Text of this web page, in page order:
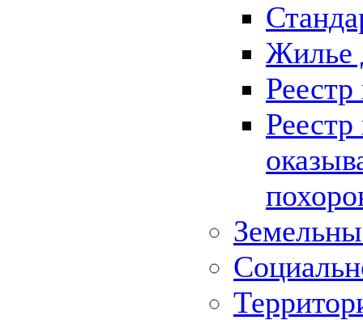
Жилье